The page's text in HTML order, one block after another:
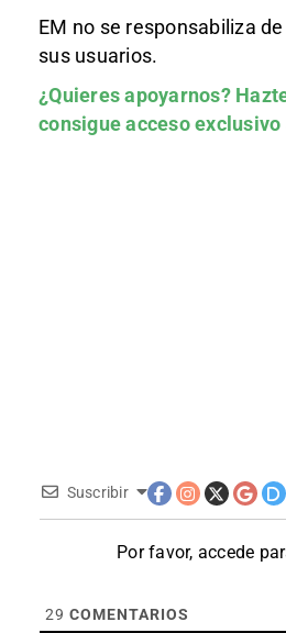
EM no se responsabiliza
sus usuarios.
¿Quieres apoyarnos?
consigue acceso exclusivo
Suscribir
Por favor, accede
29 COMENTARIOS